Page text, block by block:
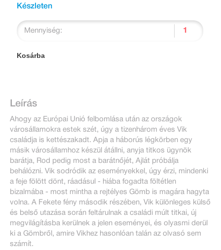
Készleten
Mennyiség:
Kosárba
Leírás
Ahogy az Európai Unió felbomlása után az országok
városállamokra estek szét, úgy a tizenhárom éves Vik
családja is kettészakadt. Apja a háborús légkörben egy
másik városállamhoz készül átállni, anyja titkos ügynök
barátja, Rod pedig most a barátnőjét, Ajlát próbálja
behálózni. Vik sodródik az eseményekkel, úgy érzi, mindenki
a feje fölött dönt, ráadásul - hiába fogadta föltétlen
bizalmába - most mintha a rejtélyes Gömb is magára hagyta
volna. A Fekete fény második részében, Vik különleges külső
és belső utazása során feltárulnak a családi múlt titkai, új
megvilágításba kerülnek a jelen eseményei, és olyasmi derül
ki a Gömbről, amire Vikhez hasonlóan talán az olvasó sem
számít.